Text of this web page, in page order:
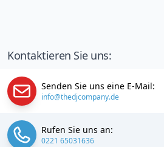
Kontaktieren Sie uns:
Senden Sie uns eine E-Mail:
info@thedjcompany.de
Rufen Sie uns an:
0221 65031636